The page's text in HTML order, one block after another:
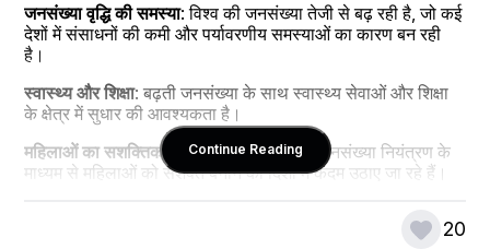
जनसंख्या वृद्धि की समस्या: विश्व की जनसंख्या तेजी से बढ़ रही है, जो कई
देशों में संसाधनों की कमी और पर्यावरणीय समस्याओं का कारण बन रही
है।
स्वास्थ्य और शिक्षा: बढ़ती जनसंख्या के साथ स्वास्थ्य सेवाओं और शिक्षा
के क्षेत्र में सुधार की आवश्यकता है।
महिलाओं का सशक्तिकरण
: परिवार नियोजन और जनसंख्या नियंत्रण के
माध्यम से महिलाओं को सशक्त बनाने की दिशा में कदम उठाए जा रहे हैं।
Continue Reading
20